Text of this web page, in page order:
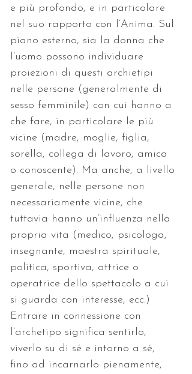
e più profondo, e in particolare
nel suo rapporto con l’Anima. Sul
piano esterno, sia la donna che
l’uomo possono individuare
proiezioni di questi archietipi
nelle persone (generalmente di
sesso femminile) con cui hanno a
che fare, in particolare le più
vicine (madre, moglie, figlia,
sorella, collega di lavoro, amica
o conoscente). Ma anche, a livello
generale, nelle persone non
necessariamente vicine, che
tuttavia hanno un’influenza nella
propria vita (medico, psicologa,
insegnante, maestra spirituale,
politica, sportiva, attrice o
operatrice dello spettacolo a cui
si guarda con interesse, ecc.)
Entrare in connessione con
l’archetipo significa sentirlo,
viverlo su di sé e intorno a sé,
fino ad incarnarlo pienamente,